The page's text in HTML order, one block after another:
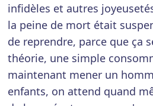
infidèles et autres
la peine de mort était
de reprendre, parce que ça
théorie, une simple
maintenant mener un
enfants, on attend quand